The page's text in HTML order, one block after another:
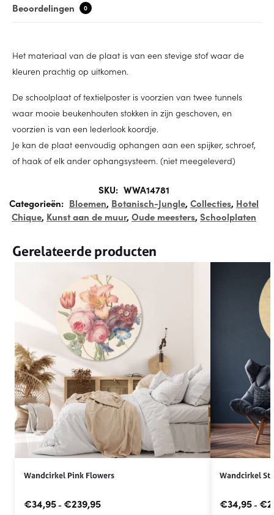
Beoordelingen 0
Het materiaal van de plaat is van een stevige stof waar de
kleuren prachtig op uitkomen.
De schoolplaat of textielposter is voorzien van twee tunnels
waar mooie beukenhouten stokken in zijn geschoven, en
voorzien is van een lederlook koordje.
Je kan de plaat eenvoudig ophangen aan een spijker, schroef,
of haak of elk ander ophangsysteem. (niet meegeleverd)
SKU: WWA14781
Categorieën: Bloemen, Botanisch-Jungle, Collecties, Hotel
Chique, Kunst aan de muur, Oude meesters, Schoolplaten
Gerelateerde producten
Wandcirkel Pink Flowers
€34,95 - €239,95
Wandcirkel
€34,95 - €